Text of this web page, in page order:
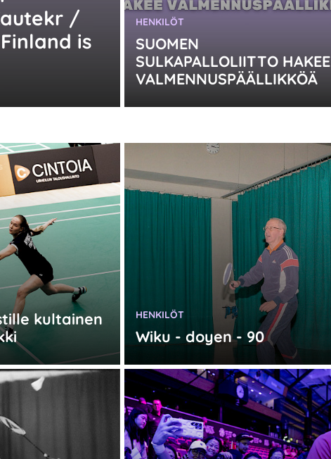
/
is
SUOMEN
SULKAPALLOLIITTO HAKEE
VALMENNUSPÄÄLLIKKÖÄ
KATEGORIA:
HENKILÖT
kultainen
Wiku - doyen - 90
KATEGORIA:
HENKILÖT